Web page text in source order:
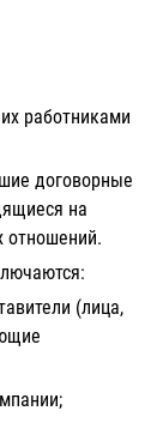
работниками
договорные
на
отношений.
(лица,